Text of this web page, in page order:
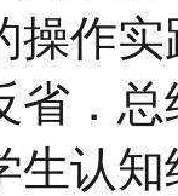
操作
省．
生认